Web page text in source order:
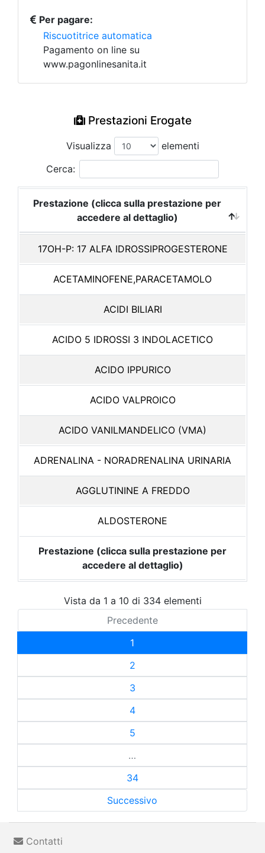
Per pagare:
Riscuotitrice automatica
Pagamento on line su
www.pagonlinesanita.it
Prestazioni Erogate
Visualizza
elementi
Cerca:
Prestazione (clicca sulla prestazione per
accedere al dettaglio)
17OH-P: 17 ALFA IDROSSIPROGESTERONE
ACETAMINOFENE,PARACETAMOLO
ACIDI BILIARI
ACIDO 5 IDROSSI 3 INDOLACETICO
ACIDO IPPURICO
ACIDO VALPROICO
ACIDO VANILMANDELICO (VMA)
ADRENALINA - NORADRENALINA URINARIA
AGGLUTININE A FREDDO
ALDOSTERONE
Prestazione (clicca sulla prestazione per
accedere al dettaglio)
Vista da 1 a 10 di 334 elementi
Precedente
1
2
3
4
5
…
34
Successivo
Contatti